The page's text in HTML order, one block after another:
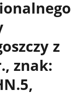
z
znak: